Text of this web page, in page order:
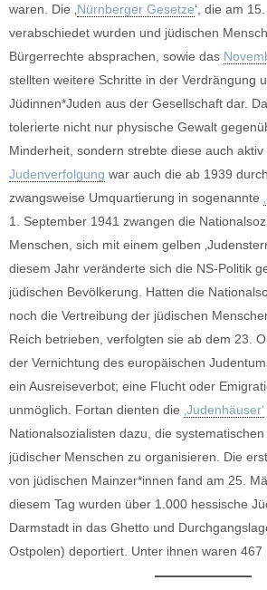
waren. Die ‚ Nürnberger Gesetze‘, die am
verabschiedet wurden und jüdischen
Bürgerrechte absprachen, sowie das
stellten weitere Schritte in der Verdrängung
Jüdinnen*Juden aus der Gesellschaft dar.
tolerierte nicht nur physische Gewalt
Minderheit, sondern strebte diese auch aktiv
Judenverfolgung war auch die ab 1939
zwangsweise Umquartierung in sogenannte
1. September 1941 zwangen die
Menschen, sich mit einem gelben
diesem Jahr veränderte sich die NS-Politik
jüdischen Bevölkerung. Hatten die
noch die Vertreibung der jüdischen
Reich betrieben, verfolgten sie ab dem 23.
der Vernichtung des europäischen
ein Ausreiseverbot; eine Flucht oder
unmöglich. Fortan dienten die ‚Judenhäuser‘
Nationalsozialisten dazu, die
jüdischer Menschen zu organisieren. Die
von jüdischen Mainzer*innen fand am 25.
diesem Tag wurden über 1.000 hessische
Darmstadt in das Ghetto und
Ostpolen) deportiert. Unter ihnen waren 467